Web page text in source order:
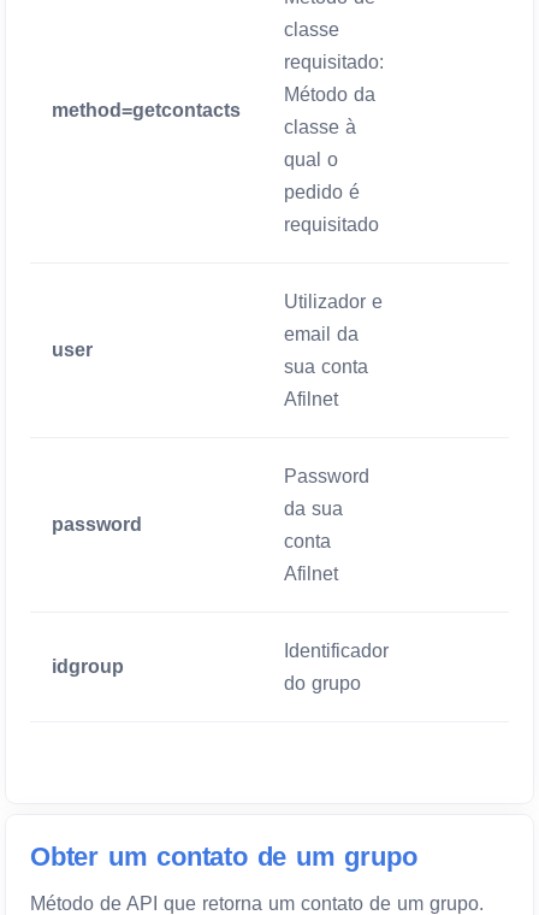
method=getcontacts
classe
requisitado:
Método da
classe à
qual o
pedido é
requisitado
user
Utilizador e
email da
sua conta
Afilnet
password
Password
da sua
conta
Afilnet
idgroup
Identificador
do grupo
Obter um contato de um grupo
Método de API que retorna um contato de um grupo.